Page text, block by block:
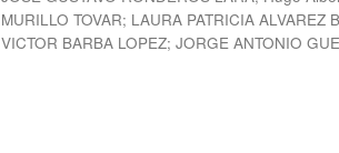
MURILLO TOVAR; LAURA PATRICIA ALVAREZ
VICTOR BARBA LOPEZ;JORGE ANTONIO